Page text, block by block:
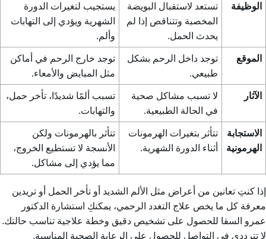
الوظيفة
تستعد لاستقبال البويضة
المخصبة وتتناقص إذا لم
يحدث الحمل.
يستجيب لتغيرات الدورة
الشهرية ويؤدي إلى التهابات
وألم.
الموقع
توجد داخل الرحم بشكل
طبيعي.
توجد خارج الرحم في أماكن
مثل المبايض والأمعاء.
الآثار
لا تسبب مشاكل صحية
في الحالة الطبيعية.
تسبب ألمًا شديدًا، تأخر حمل،
والتهابات.
الاستجابة
الهرمونية
تتأثر بتغيرات الهرمونات
أثناء الدورة الشهرية.
تتأثر بالهرمونات ولكن
الأنسجة لا تستطيع الخروج،
مما يؤدي إلى مشاكل.
إذا كنتِ تعانين من أعراض مثل الألم الشديد أو تأخر الحمل أو تريدين
معرفة كل ما يخص علاج التغدد الرحمي، يمكنكِ استشارة الدكتور
عمرو السقا للحصول على تشخيص دقيق وخطة علاجية تناسب حالتك.
لا تترددي في التواصل للحصول على الرعاية الصحية المناسبة.